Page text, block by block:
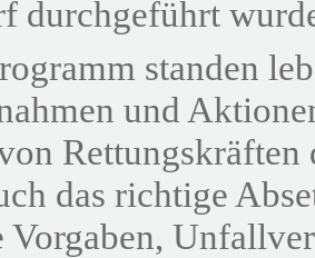
durchgeführt
standen
und
das richtige
Vorgaben,